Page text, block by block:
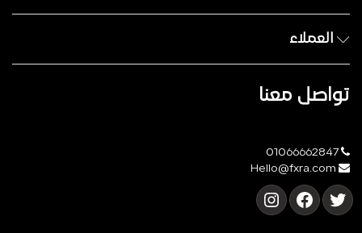
العملاء
تواصل معنا
تويترفيسبوكإنستجرام